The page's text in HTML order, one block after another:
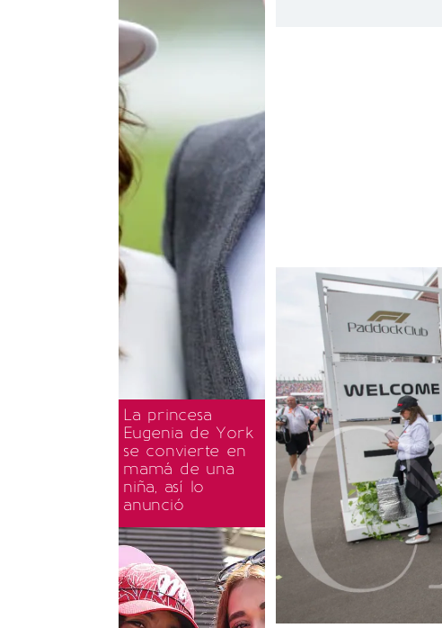
La princesa
Eugenia de York
se convierte en
mamá de una
niña, así lo
anunció